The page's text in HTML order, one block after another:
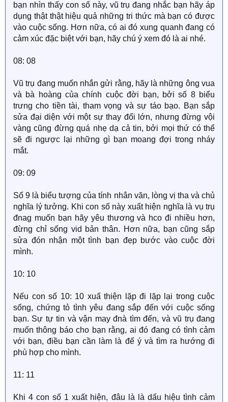
bạn nhìn thấy con số này, vũ trụ đang nhắc bạn hãy áp
dụng thật thật hiệu quả những tri thức mà bạn có được
vào cuộc sống. Hơn nữa, có ai đó xung quanh đang có
cảm xúc đặc biệt với bạn, hãy chú ý xem đó là ai nhé.
08: 08
Vũ trụ đang muốn nhắn gửi rằng, hãy là những ông vua
và bà hoàng của chính cuộc đời bạn, bởi số 8 biểu
trưng cho tiền tài, tham vọng và sự táo bạo. Bạn sắp
sửa đại diện với một sự thay đổi lớn, nhưng đừng vội
vàng cũng đừng quá nhẹ dạ cả tin, bởi mọi thứ có thể
sẽ đi ngược lại những gì bạn moang đợi trong nháy
mắt.
09: 09
Số 9 là biểu tượng của tính nhân văn, lòng vị tha và chủ
nghĩa lý tưởng. Khi con số này xuất hiện nghĩa là vụ trụ
đnag muốn bạn hãy yêu thương và hco đi nhiều hơn,
đừng chỉ sống vid bản thân. Hơn nữa, bạn cũng sắp
sửa đón nhận một tình bạn đẹp bước vào cuộc đời
mình.
10: 10
Nếu con số 10: 10 xuấ thiện lặp đi lặp lại trong cuộc
sống, chứng tỏ tình yêu đang sắp đến với cuộc sống
bạn. Sự tự tin và vận may đnà tìm đến, và vũ trụ đang
muốn thông báo cho bạn rằng, ai đó đang có tình cảm
với bạn, điều bạn cần làm là để ý và tìm ra hướng đi
phù hợp cho mình.
11: 11
Khi 4 con số 1 xuất hiện, đâu là là dấu hiệu tình cảm